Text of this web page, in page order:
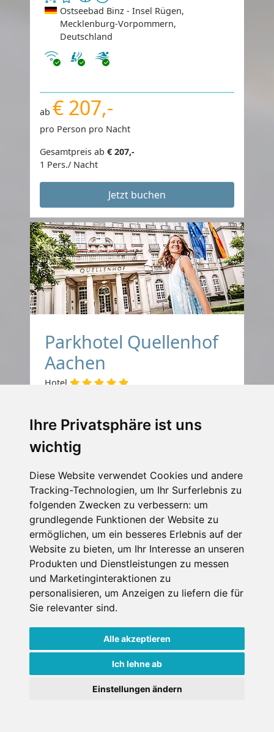
Ihre Privatsphäre ist uns
wichtig
Diese Website verwendet Cookies und andere
Tracking-Technologien, um Ihr Surferlebnis zu
folgenden Zwecken zu verbessern: um
grundlegende Funktionen der Website zu
ermöglichen, um ein besseres Erlebnis auf der
Website zu bieten, um Ihr Interesse an unseren
Produkten und Dienstleistungen zu messen
und Marketinginteraktionen zu
personalisieren, um Anzeigen zu liefern die für
Sie relevanter sind.
Alle akzeptieren
Ich lehne ab
Einstellungen ändern
Ostseebad Binz - Insel Rügen,
Mecklenburg-Vorpommern,
Deutschland
Internet
ab € 207,-
pro Person pro Nacht
Gesamtpreis ab € 207,-
1 Pers./ Nacht
Jetzt buchen
Parkhotel Quellenhof
Aachen
Hotel
Deutschland
Haustiere erlaubt
Internet
ab € 160,-
pro Person pro Nacht
Gesamtpreis ab € 160,-
1 Pers./ Nacht
Jetzt buchen